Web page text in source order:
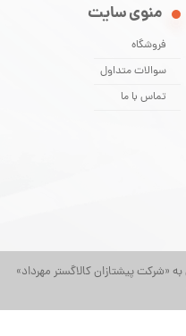
پیشتازان کالاگستر مهرداد»
منوی سایت
فروشگاه
سوالات متداول
تماس با ما